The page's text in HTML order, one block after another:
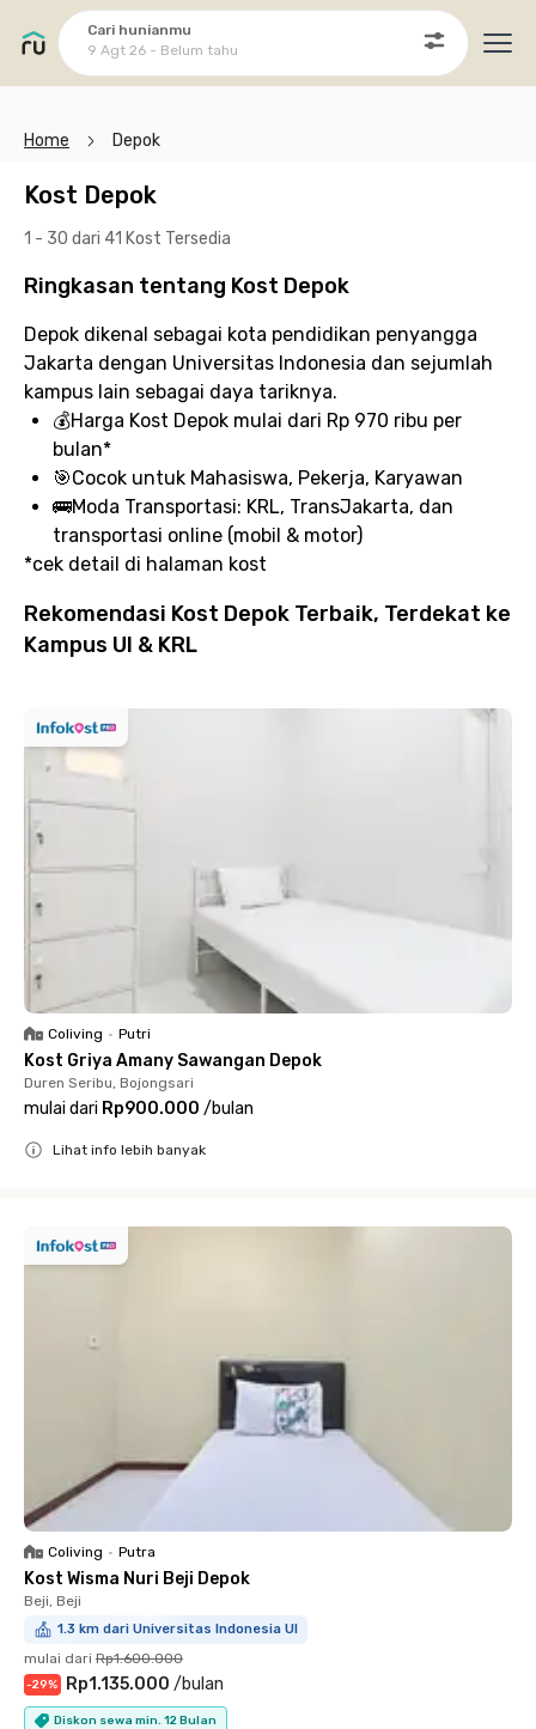
Cari hunianmu
9 Agt 26 - Belum tahu
Home Depok
Kost Depok
1 - 30 dari 41 Kost Tersedia
Ringkasan tentang Kost Depok
Depok dikenal sebagai kota pendidikan penyangga
Jakarta dengan Universitas Indonesia dan sejumlah
kampus lain sebagai daya tariknya.
💰Harga Kost Depok mulai dari Rp 970 ribu per
bulan*
🎯Cocok untuk Mahasiswa, Pekerja, Karyawan
🚌Moda Transportasi: KRL, TransJakarta, dan
transportasi online (mobil & motor)
*cek detail di halaman kost
Rekomendasi Kost Depok Terbaik, Terdekat ke
Kampus UI & KRL
Coliving • Putri
Kost Griya Amany Sawangan Depok
Duren Seribu, Bojongsari
mulai dari Rp900.000 /bulan
Lihat info lebih banyak
Coliving • Putra
Kost Wisma Nuri Beji Depok
Beji, Beji
1.3 km dari Universitas Indonesia UI
mulai dari Rp1.600.000
-29% Rp1.135.000 /bulan
Diskon sewa min. 12 Bulan